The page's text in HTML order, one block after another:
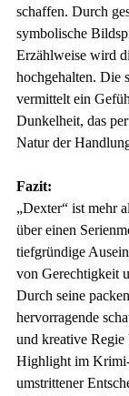
schaffen. Durch
symbolische
Erzählweise wird
hochgehalten. Die
vermittelt ein
Dunkelheit, das
Natur der
Fazit:
„Dexter“ ist mehr
über einen
tiefgründige
von Gerechtigkeit
Durch seine
hervorragende
und kreative Regie
Highlight im
umstrittener